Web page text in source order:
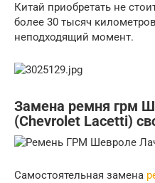
Китай приобретать не
более 30 тысяч
неподходящий момент.
Замена ремня грм
(Chevrolet Lacetti)
Самостоятельная замена